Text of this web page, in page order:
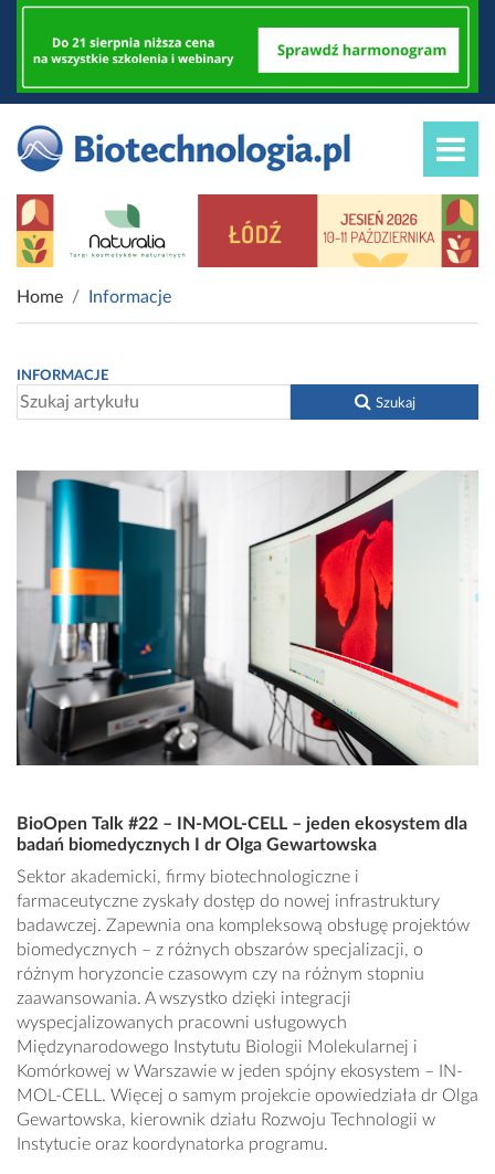
Home Informacje
INFORMACJE
Szukaj
BioOpen Talk #22 – IN-MOL-CELL – jeden ekosystem dla
badań biomedycznych I dr Olga Gewartowska
Sektor akademicki, firmy biotechnologiczne i
farmaceutyczne zyskały dostęp do nowej infrastruktury
badawczej. Zapewnia ona kompleksową obsługę projektów
biomedycznych – z różnych obszarów specjalizacji, o
różnym horyzoncie czasowym czy na różnym stopniu
zaawansowania. A wszystko dzięki integracji
wyspecjalizowanych pracowni usługowych
Międzynarodowego Instytutu Biologii Molekularnej i
Komórkowej w Warszawie w jeden spójny ekosystem – IN-
MOL-CELL. Więcej o samym projekcie opowiedziała dr Olga
Gewartowska, kierownik działu Rozwoju Technologii w
Instytucie oraz koordynatorka programu.